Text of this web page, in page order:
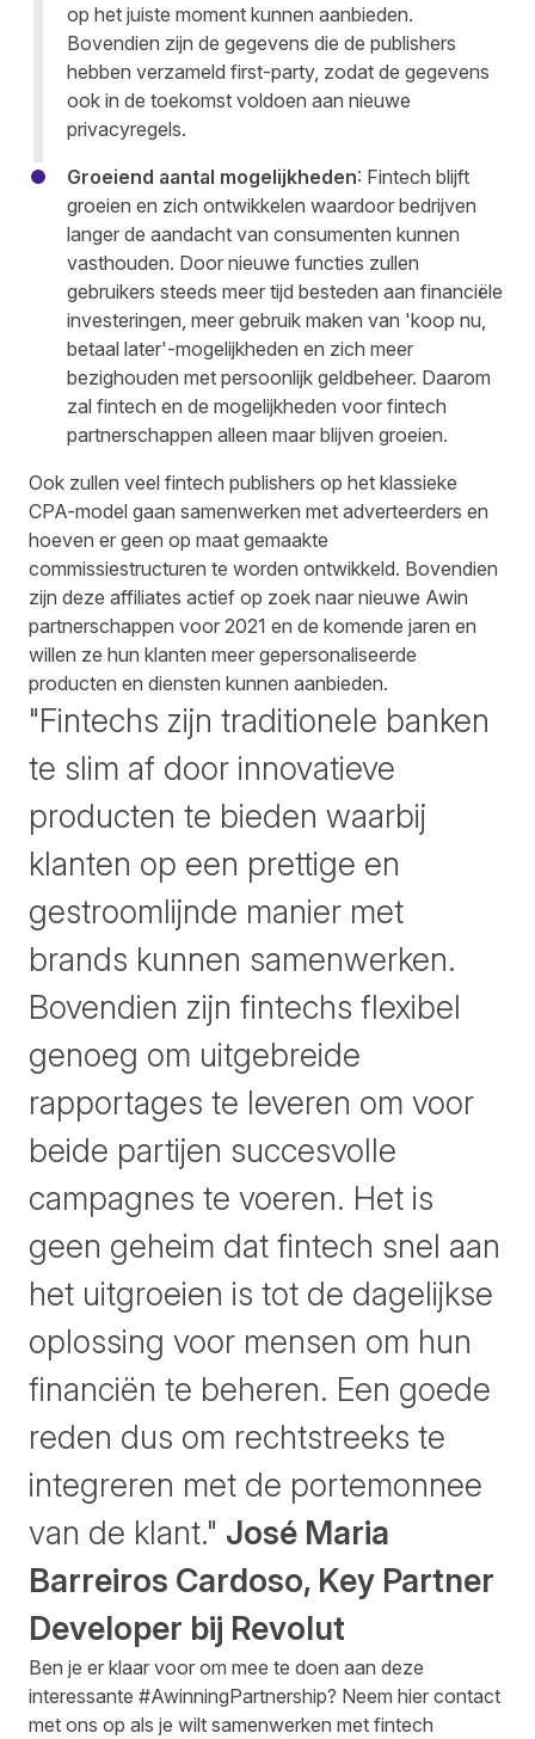
op het juiste moment kunnen aanbieden.
Bovendien zijn de gegevens die de publishers
hebben verzameld first-party, zodat de gegevens
ook in de toekomst voldoen aan nieuwe
privacyregels.
Groeiend aantal mogelijkheden: Fintech blijft
groeien en zich ontwikkelen waardoor bedrijven
langer de aandacht van consumenten kunnen
vasthouden. Door nieuwe functies zullen
gebruikers steeds meer tijd besteden aan financiële
investeringen, meer gebruik maken van 'koop nu,
betaal later'-mogelijkheden en zich meer
bezighouden met persoonlijk geldbeheer. Daarom
zal fintech en de mogelijkheden voor fintech
partnerschappen alleen maar blijven groeien.
Ook zullen veel fintech publishers op het klassieke
CPA-model gaan samenwerken met adverteerders en
hoeven er geen op maat gemaakte
commissiestructuren te worden ontwikkeld. Bovendien
zijn deze affiliates actief op zoek naar nieuwe Awin
partnerschappen voor 2021 en de komende jaren en
willen ze hun klanten meer gepersonaliseerde
producten en diensten kunnen aanbieden.
"Fintechs zijn traditionele banken
te slim af door innovatieve
producten te bieden waarbij
klanten op een prettige en
gestroomlijnde manier met
brands kunnen samenwerken.
Bovendien zijn fintechs flexibel
genoeg om uitgebreide
rapportages te leveren om voor
beide partijen succesvolle
campagnes te voeren. Het is
geen geheim dat fintech snel aan
het uitgroeien is tot de dagelijkse
oplossing voor mensen om hun
financiën te beheren. Een goede
reden dus om rechtstreeks te
integreren met de portemonnee
van de klant." José Maria
Barreiros Cardoso, Key Partner
Developer bij Revolut
Ben je er klaar voor om mee te doen aan deze
interessante #AwinningPartnership? Neem hier contact
met ons op als je wilt samenwerken met fintech